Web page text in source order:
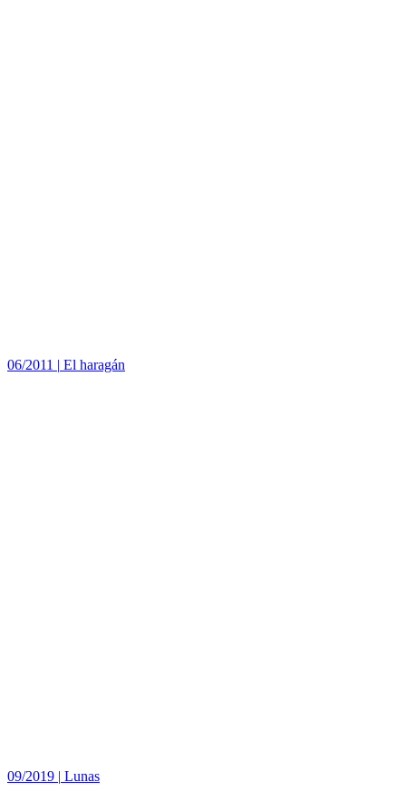
06/2011 | El haragán
09/2019 | Lunas